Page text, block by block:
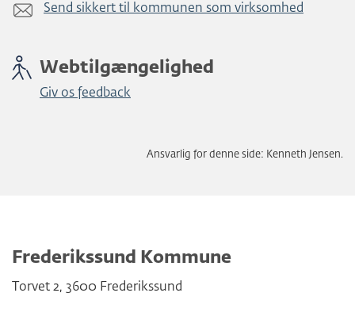
Send sikkert til kommunen som virksomhed
Webtilgængelighed
Giv os feedback
Ansvarlig for denne side: Kenneth Jensen.
Frederikssund Kommune
Torvet 2, 3600 Frederikssund